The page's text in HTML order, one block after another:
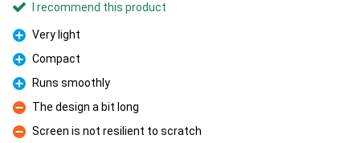
I recommend this product
Pro
Very light
Pro
Compact
Pro
Runs smoothly
Con
The design a bit long
Con
Screen is not resilient to scratch